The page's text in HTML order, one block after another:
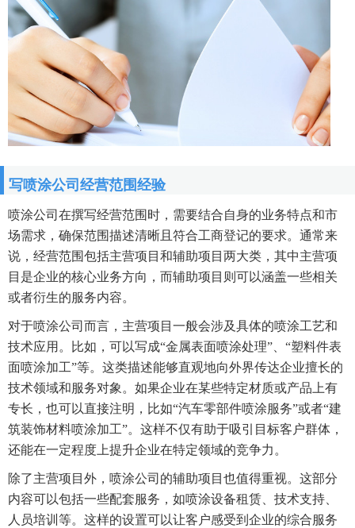
写喷涂公司经营范围经验
喷涂公司在撰写经营范围时，需要结合自身的业务特点和市
场需求，确保范围描述清晰且符合工商登记的要求。通常来
说，经营范围包括主营项目和辅助项目两大类，其中主营项
目是企业的核心业务方向，而辅助项目则可以涵盖一些相关
或者衍生的服务内容。
对于喷涂公司而言，主营项目一般会涉及具体的喷涂工艺和
技术应用。比如，可以写成“金属表面喷涂处理”、“塑料件表
面喷涂加工”等。这类描述能够直观地向外界传达企业擅长的
技术领域和服务对象。如果企业在某些特定材质或产品上有
专长，也可以直接注明，比如“汽车零部件喷涂服务”或者“建
筑装饰材料喷涂加工”。这样不仅有助于吸引目标客户群体，
还能在一定程度上提升企业在特定领域的竞争力。
除了主营项目外，喷涂公司的辅助项目也值得重视。这部分
内容可以包括一些配套服务，如喷涂设备租赁、技术支持、
人员培训等。这样的设置可以让客户感受到企业的综合服务